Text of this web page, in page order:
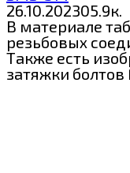
26.10.202305.9к.
В материале
резьбовых
Также есть
затяжки